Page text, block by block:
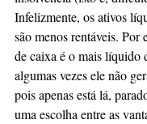
Infelizmente, os ativos
são menos rentáveis. Por
de caixa é o mais líquido
algumas vezes ele não
pois apenas está lá,
uma escolha entre as